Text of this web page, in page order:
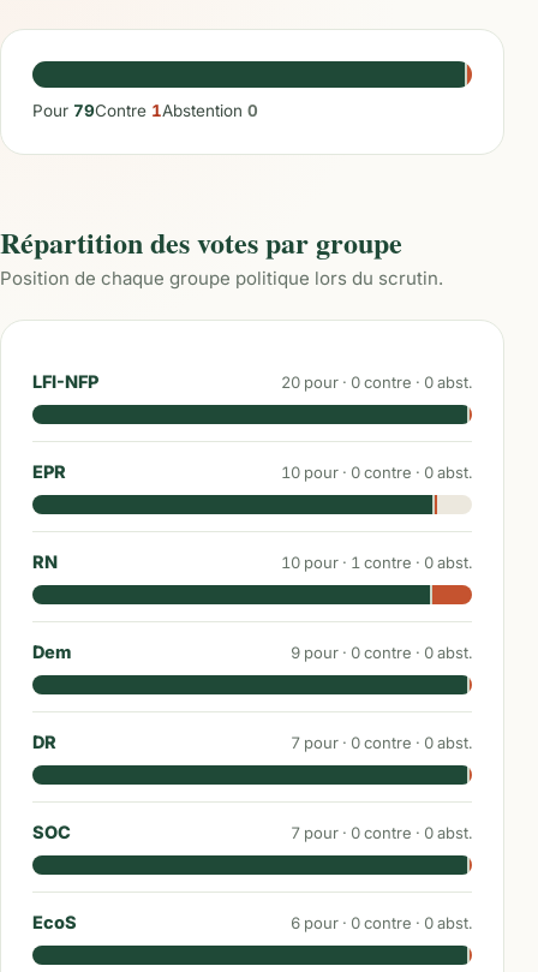
Pour 79Contre 1Abstention 0
Répartition des votes par groupe
Position de chaque groupe politique lors du scrutin.
LFI-NFP 20 pour · 0contre · 0abst.
EPR 10 pour · 0contre · 0abst.
RN 10 pour · 1 contre · 0abst.
Dem 9 pour · 0contre · 0abst.
DR 7 pour · 0contre · 0abst.
SOC 7 pour · 0contre · 0abst.
EcoS 6 pour · 0contre · 0abst.